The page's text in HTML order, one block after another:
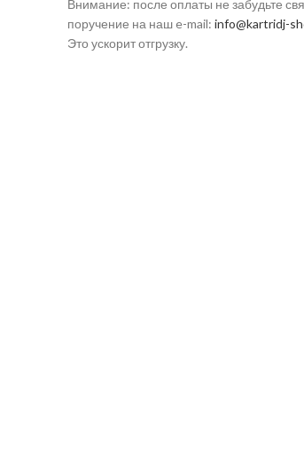
Внимание: после оплаты не забудьте
поручение на наш e-mail: info@kartridj-
Это ускорит отгрузку.